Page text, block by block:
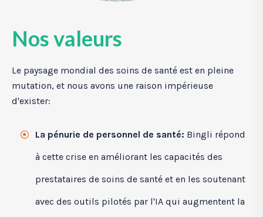
Nos valeurs
Le paysage mondial des soins de santé est en pleine
mutation, et nous avons une raison impérieuse
d'exister:
La pénurie de personnel de santé: Bingli répond
à cette crise en améliorant les capacités des
prestataires de soins de santé et en les soutenant
avec des outils pilotés par l'IA qui augmentent la